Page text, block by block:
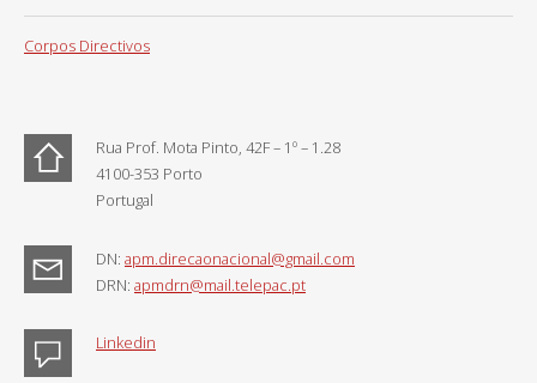
Corpos Directivos
Rua Prof. Mota Pinto, 42F – 1º – 1.28
4100-353 Porto
Portugal
DN: apm.direcaonacional@gmail.com
DRN: apmdrn@mail.telepac.pt
Linkedin